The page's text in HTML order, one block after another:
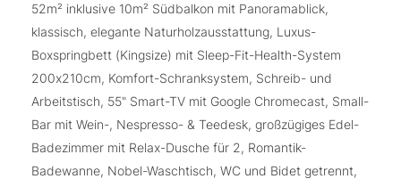
52m² inklusive 10m² Südbalkon mit Panoramablick,
klassisch, elegante Naturholzausstattung, Luxus-
Boxspringbett (Kingsize) mit Sleep-Fit-Health-System
200x210cm, Komfort-Schranksystem, Schreib- und
Arbeitstisch, 55" Smart-TV mit Google Chromecast, Small-
Bar mit Wein-, Nespresso- & Teedesk, großzügiges Edel-
Badezimmer mit Relax-Dusche für 2, Romantik-
Badewanne, Nobel-Waschtisch, WC und Bidet getrennt,